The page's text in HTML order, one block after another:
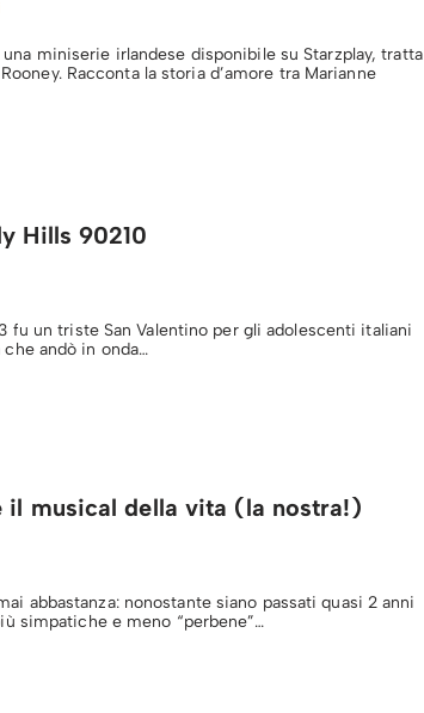
una miniserie irlandese disponibile su Starzplay, tratta
Racconta la storia d’amore tra Marianne
Hills 90210
fu un triste San Valentino per gli adolescenti italiani
che andò in onda…
musical della vita (la nostra!)
abbastanza: nonostante siano passati quasi 2 anni
simpatiche e meno “perbene”…